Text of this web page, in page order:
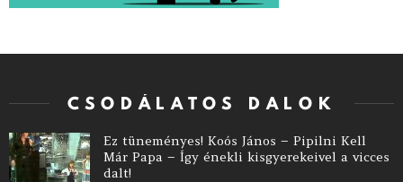
CSODÁLATOS DALOK
Ez tüneményes! Koós János – Pipilni Kell
Már Papa – Így énekli kisgyerekeivel a vicces
dalt!